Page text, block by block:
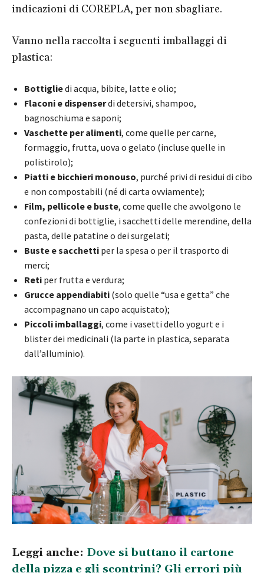
indicazioni di COREPLA, per non sbagliare.
Vanno nella raccolta i seguenti imballaggi di
plastica:
Bottigliedi acqua, bibite, latte e olio;
Flaconi e dispenserdi detersivi, shampoo,
bagnoschiuma e saponi;
Vaschette per alimenti, come quelle per carne,
formaggio, frutta, uova o gelato (incluse quelle in
polistirolo);
Piatti e bicchieri monouso, purché privi di residui di cibo
e non compostabili (né di carta ovviamente);
Film, pellicole e buste, come quelle che avvolgono le
confezioni di bottiglie, i sacchetti delle merendine, della
pasta, delle patatine o dei surgelati;
Buste e sacchetti per la spesa o per il trasporto di
merci;
Reti per frutta e verdura;
Grucce appendiabiti (solo quelle “usa e getta” che
accompagnano un capo acquistato);
Piccoli imballaggi, come i vasetti dello yogurt e i
blister dei medicinali (la parte in plastica, separata
dall’alluminio).
Leggi anche: Dove si buttano il cartone
della pizza e gli scontrini? Gli errori più